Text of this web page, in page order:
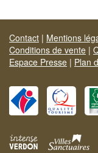
Contact | Mentions
Conditions de vente |
Espace Presse | Plan